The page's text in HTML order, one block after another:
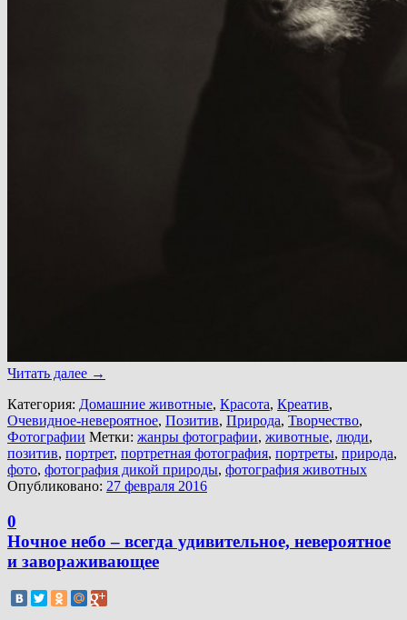
Читать далее →
Категория: Домашние животные, Красота, Креатив,
Очевидное-невероятное, Позитив, Природа, Творчество,
Фотографии Метки: жанры фотографии, животные, люди,
позитив, портрет, портретная фотография, портреты, природа,
фото, фотография дикой природы, фотография животных
Опубликовано: 27 февраля 2016
0
Ночное небо – всегда удивительное, невероятное
и завораживающее